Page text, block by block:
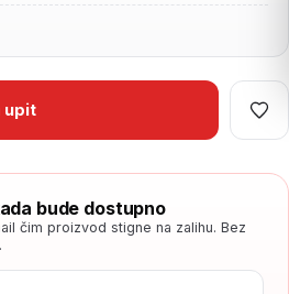
upit
bude dostupno
čim proizvod stigne na zalihu. Bez